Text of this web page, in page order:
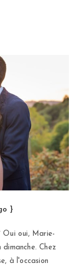
}
Oui oui, Marie-
Chez
à l'occasion